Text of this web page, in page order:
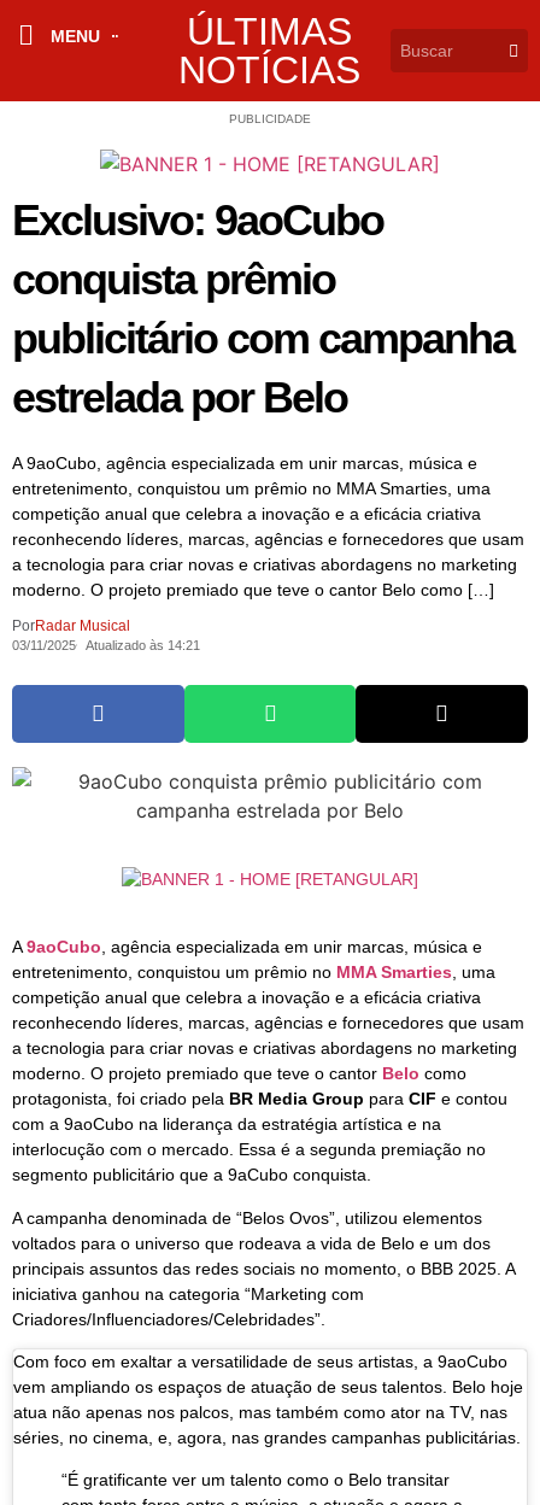
MENU
ÚLTIMAS
NOTÍCIAS
PUBLICIDADE
Exclusivo: 9aoCubo
conquista prêmio
publicitário com campanha
estrelada por Belo
A 9aoCubo, agência especializada em unir marcas, música e
entretenimento, conquistou um prêmio no MMA Smarties, uma
competição anual que celebra a inovação e a eficácia criativa
reconhecendo líderes, marcas, agências e fornecedores que usam
a tecnologia para criar novas e criativas abordagens no marketing
moderno. O projeto premiado que teve o cantor Belo como […]
PorRadar Musical
03/11/2025 Atualizado às 14:21
A9aoCubo , agência especializada em unir marcas, música e
entretenimento, conquistou um prêmio no MMA Smarties , uma
competição anual que celebra a inovação e a eficácia criativa
reconhecendo líderes, marcas, agências e fornecedores que usam
a tecnologia para criar novas e criativas abordagens no marketing
moderno. O projeto premiado que teve o cantor Belo como
protagonista, foi criado pela BR Media Group para CIF e contou
com a 9aoCubo na liderança da estratégia artística e na
interlocução com o mercado. Essa é a segunda premiação no
segmento publicitário que a 9aCubo conquista.
A campanha denominada de “Belos Ovos”, utilizou elementos
voltados para o universo que rodeava a vida de Belo e um dos
principais assuntos das redes sociais no momento, o BBB 2025. A
iniciativa ganhou na categoria “Marketing com
Criadores/Influenciadores/Celebridades”.
Com foco em exaltar a versatilidade de seus artistas, a 9aoCubo
vem ampliando os espaços de atuação de seus talentos. Belo hoje
atua não apenas nos palcos, mas também como ator na TV, nas
séries, no cinema, e, agora, nas grandes campanhas publicitárias.
“É gratificante ver um talento como o Belo transitar